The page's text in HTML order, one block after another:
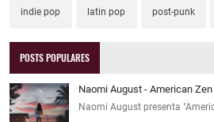
indie pop latin pop post-punk
POSTS POPULARES
Naomi August - American Zen
Naomi August presenta